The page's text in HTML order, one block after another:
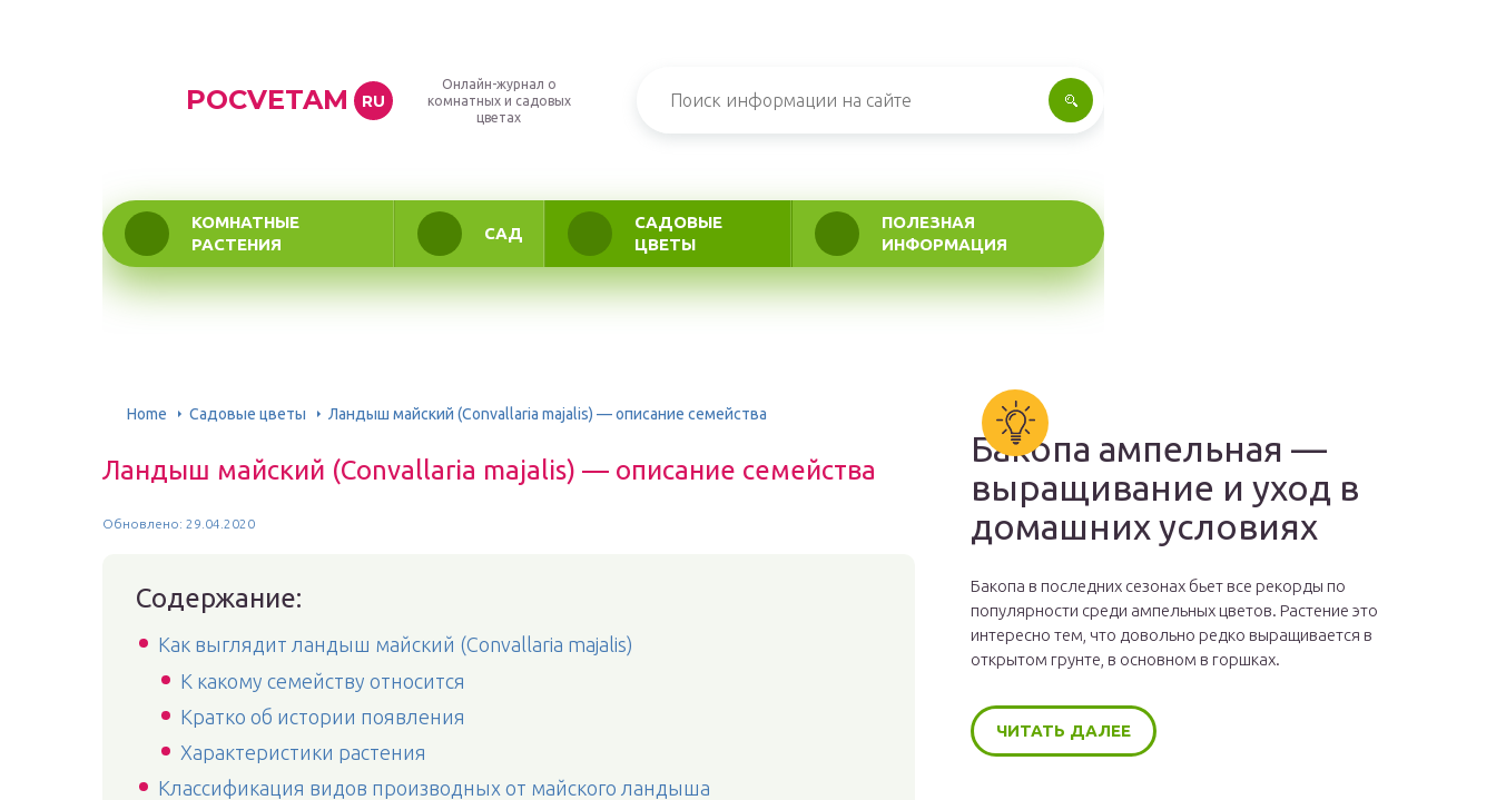
POCVETAM RU
Онлайн-журнал о
комнатных и садовых
цветах
КОМНАТНЫЕ
РАСТЕНИЯ
САД
САДОВЫЕ
ЦВЕТЫ
ПОЛЕЗНАЯ
ИНФОРМАЦИЯ
Home Садовые цветы Ландыш майский (Convallaria majalis) — описание семейства
Ландыш майский (Convallaria majalis) — описание семейства
Обновлено: 29.04.2020
Содержание:
Как выглядит ландыш майский (Convallaria majalis)
К какому семейству относится
Кратко об истории появления
Характеристики растения
Классификация видов производных от майского ландыша
Бакопа ампельная —
выращивание и уход в
домашних условиях
Бакопа в последних сезонах бьет все рекорды по
популярности среди ампельных цветов. Растение это
интересно тем, что довольно редко выращивается в
открытом грунте, в основном в горшках.
ЧИТАТЬ ДАЛЕЕ